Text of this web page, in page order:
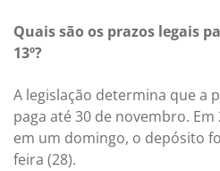
Quais são os prazos legais
13º?
A legislação determina que a
paga até 30 de novembro.
em um domingo, o depósito
feira (28).